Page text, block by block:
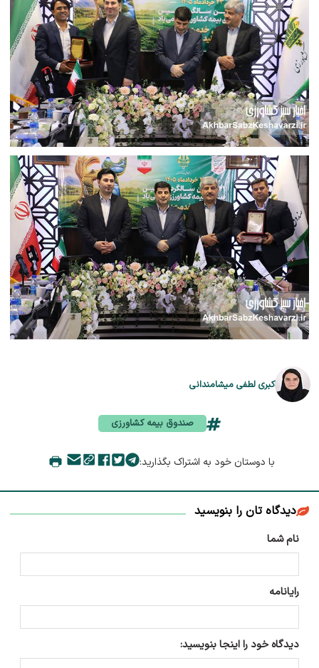
کبری لطفی میشامندانی
صندوق بیمه کشاورزی
با دوستان خود به اشتراک بگذارید:
دیدگاه تان را بنویسید
نام شما
رایانامه
دیدگاه خود را اینجا بنویسید: